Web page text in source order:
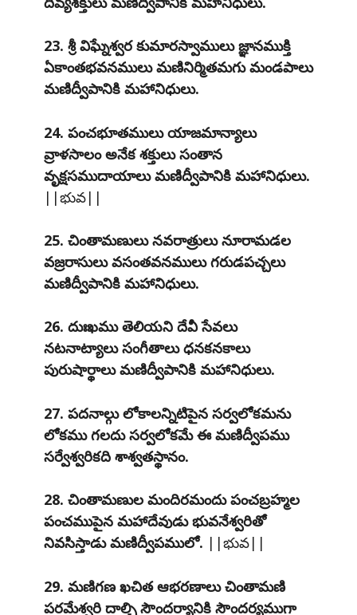
23. శ్రీ విఘ్నేశ్వర కుమారస్వాములు జ్ఞానముక్తి
ఏకాంతభవనములు మణినిర్మితమగు మండపాలు
మణిద్వీపానికి మహానిధులు.
24. పంచభూతములు యాజమాన్యాలు
వ్రాళసాలం అనేక శక్తులు సంతాన
వృక్షసముదాయాలు మణిద్వీపానికి మహానిధులు.
||భువ||
25. చింతామణులు నవరాత్రులు నూరామడల
వజ్రరాసులు వసంతవనములు గరుడపచ్చలు
మణిద్వీపానికి మహానిధులు.
26. దుఃఖము తెలియని దేవీ సేవలు
నటనాట్యాలు సంగీతాలు ధనకనకాలు
పురుషార్థాలు మణిద్వీపానికి మహానిధులు.
27. పదనాల్గు లోకాలన్నిటిపైన సర్వలోకమను
లోకము గలదు సర్వలోకమే ఈ మణిద్వీపము
సర్వేశ్వరికది శాశ్వతస్థానం.
28. చింతామణుల మందిరమందు పంచబ్రహ్మల
పంచముపైన మహాదేవుడు భువనేశ్వరితో
నివసిస్తాడు మణిద్వీపములో. ||భువ||
29. మణిగణ ఖచిత ఆభరణాలు చింతామణి
పరమేశ్వరి దాల్చి సౌందర్యానికి సౌందర్యముగా